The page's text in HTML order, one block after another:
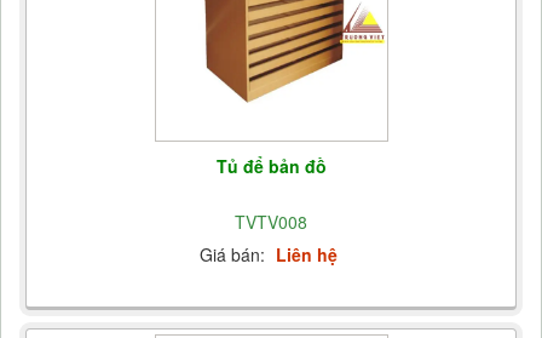
Tủ để bản đồ
TVTV008
Giá bán: Liên hệ